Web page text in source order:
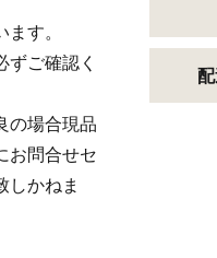
す。
ご確認く
の場合現品
お問合せセ
しかねま